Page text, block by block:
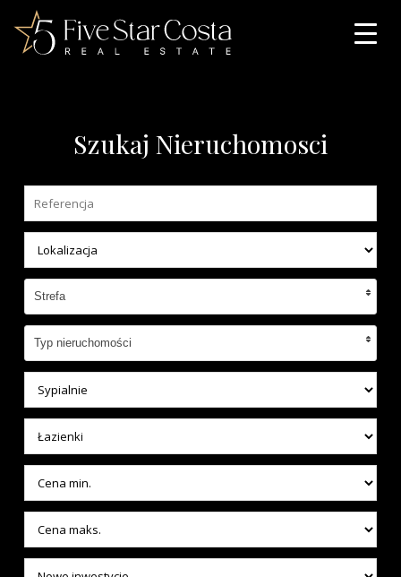
Szukaj Nieruchomosci
Strefa
Typ nieruchomości